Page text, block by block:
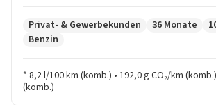
Privat- & Gewerbekunden 36 Monate
Benzin
* 8,2 l/100 km (komb.) • 192,0 g CO₂/km
(komb.)